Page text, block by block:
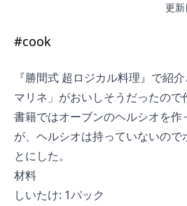
更新
#cook
『勝間式 超ロジカル料理』で紹
マリネ」がおいしそうだったので
書籍ではオーブンのヘルシオを作
が、ヘルシオは持っていないので
とにした。
材料
しいたけ: 1パック